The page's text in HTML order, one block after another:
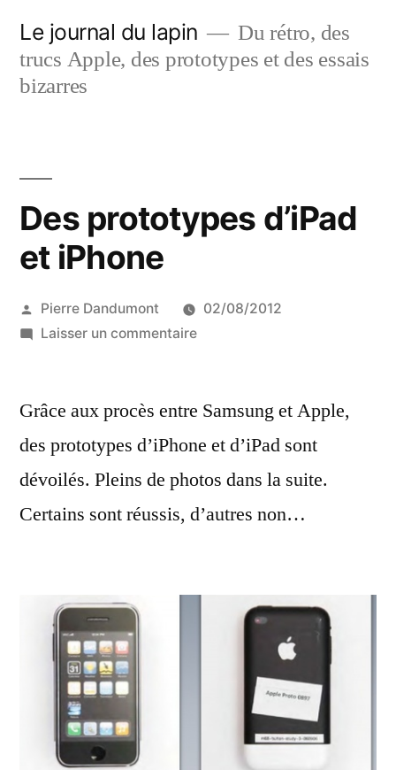
contenu
Le journal du lapin
Du rétro, des
trucs Apple, des prototypes et des essais
bizarres
Des prototypes d’iPad
et iPhone
Publié
par
Pierre Dandumont
02/08/2012
Laisser un commentairesur
d’iPad
iPhone
Grâce aux procès entre Samsung et Apple,
des prototypes d’iPhone et d’iPad sont
dévoilés. Pleins de photos dans la suite.
Certains sont réussis, d’autres non…